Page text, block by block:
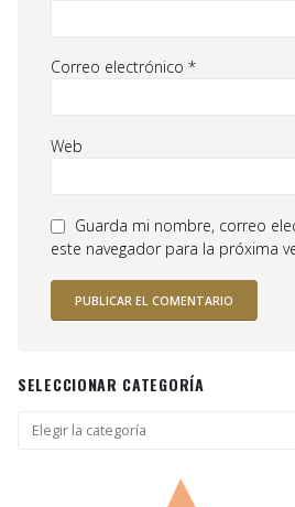
Correo electrónico *
Web
Guarda mi nombre, correo
este navegador para la próxima
SELECCIONAR CATEGORÍA
Seleccionar
categoría